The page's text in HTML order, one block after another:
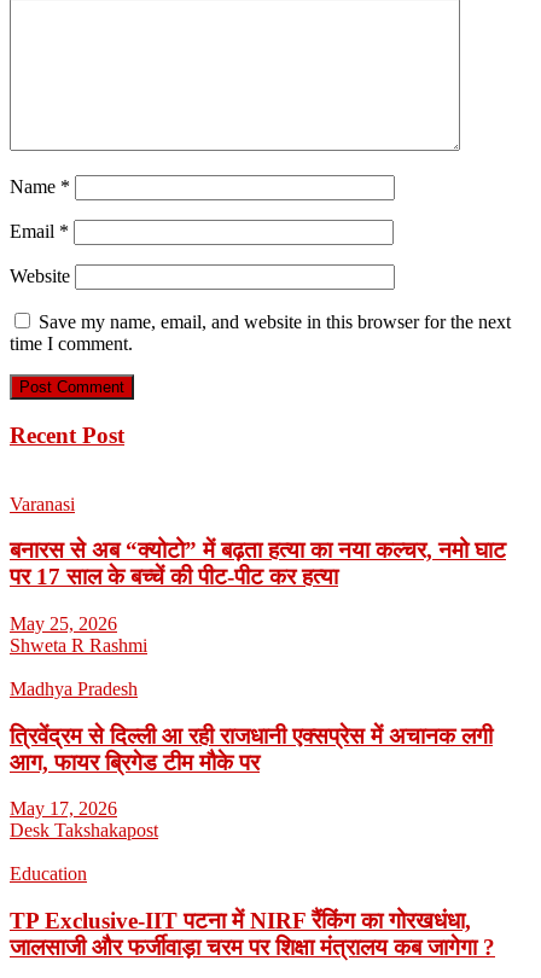
Name *
Email *
Website
Save my name, email, and website in this browser for the next
time I comment.
Recent Post
Varanasi
बनारस से अब “क्योटो” में बढ़ता हत्या का नया कल्चर, नमो घाट
पर 17 साल के बच्चें की पीट-पीट कर हत्या
May 25, 2026
Shweta R Rashmi
Madhya Pradesh
त्रिवेंद्रम से दिल्ली आ रही राजधानी एक्सप्रेस में अचानक लगी
आग, फायर ब्रिगेड टीम मौके पर
May 17, 2026
Desk Takshakapost
Education
TP Exclusive-IIT पटना में NIRF रैंकिंग का गोरखधंधा,
जालसाजी और फर्जीवाड़ा चरम पर शिक्षा मंत्रालय कब जागेगा ?